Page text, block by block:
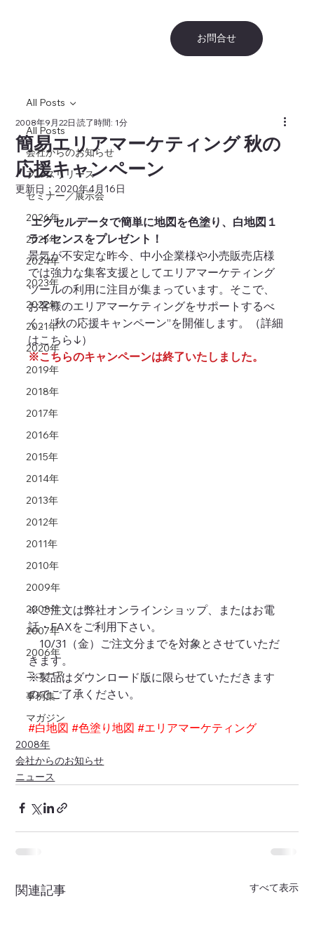
お問合せ
All Posts
会社からのお知らせ
プレスリリース
セミナー／展示会
2026年
2025年
2024年
2023年
2022年
2021年
2020年
2019年
2018年
2017年
2016年
2015年
2014年
2013年
2012年
2011年
2010年
2009年
2008年
2007年
2006年
ニュース
事例集
マガジン
All Posts
簡易エリアマーケティング 秋の
応援キャンペーン
2008年9月22日読了時間: 1分
更新日：2020年4月16日
エクセルデータで簡単に地図を色塗り、白地図１
ライセンスをプレゼント！
景気が不安定な昨今、中小企業様や小売販売店様
では強力な集客支援としてエリアマーケティング
ツールの利用に注目が集まっています。そこで、
お客様のエリアマーケティングをサポートするべ
く、”秋の応援キャンペーン”を開催します。（詳細
はこちら↓）
※こちらのキャンペーンは終了いたしました。
※ご注文は弊社オンラインショップ、またはお電
話・FAXをご利用下さい。
10/31（金）ご注文分までを対象とさせていただ
きます。
※製品はダウンロード版に限らせていただきます
のでご了承ください。
#白地図 #色塗り地図 #エリアマーケティング
2008年
会社からのお知らせ
ニュース
関連記事 すべて表示